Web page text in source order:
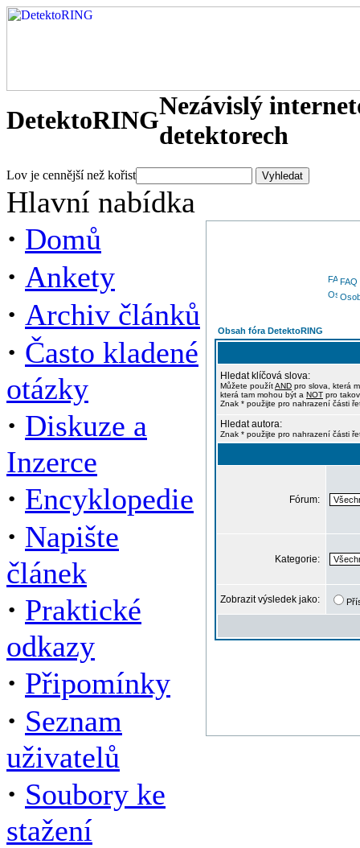
DetektoRINGNezávislý
detektorech
Lov je cennější než kořist
Hlavní nabídka
· Domů
· Ankety
· Archiv článků
· Často kladené
otázky
· Diskuze a
Inzerce
· Encyklopedie
· Napište
článek
· Praktické
odkazy
· Připomínky
· Seznam
uživatelů
· Soubory ke
stažení
FAQ
Obsah fóra DetektoRING
Hledat klíčová slova:
Můžete použítAND pro slova, která
která tam mohou být a NOT pro
Znak * použijte pro nahrazení části
Hledat autora:
Znak * použijte pro nahrazení části
Fórum:
Kategorie:
Zobrazit výsledek jako: